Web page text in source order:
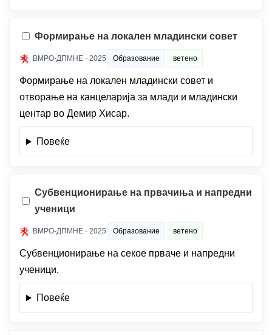
Формирање на локален младински совет
ВМРО-ДПМНЕ · 2025 Образование ветено
Формирање на локален младински совет и
отворање на канцеларија за млади и младински
центар во Демир Хисар.
Повеќе
Субвенционирање на првачиња и напредни
ученици
ВМРО-ДПМНЕ · 2025 Образование ветено
Субвенционирање на секое прваче и напредни
ученици.
Повеќе